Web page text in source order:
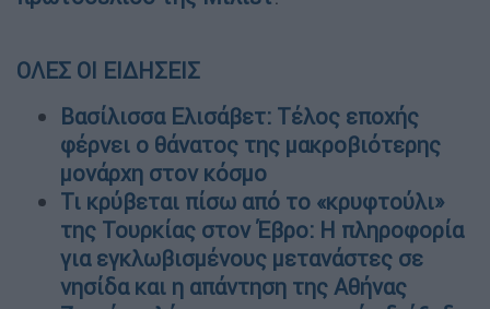
ΟΛΕΣ ΟΙ ΕΙΔΗΣΕΙΣ
Βασίλισσα Ελισάβετ: Τέλος εποχής
φέρνει ο θάνατος της μακροβιότερης
μονάρχη στον κόσμο
Τι κρύβεται πίσω από το «κρυφτούλι»
της Τουρκίας στον Έβρο: Η πληροφορία
για εγκλωβισμένους μετανάστες σε
νησίδα και η απάντηση της Αθήνας